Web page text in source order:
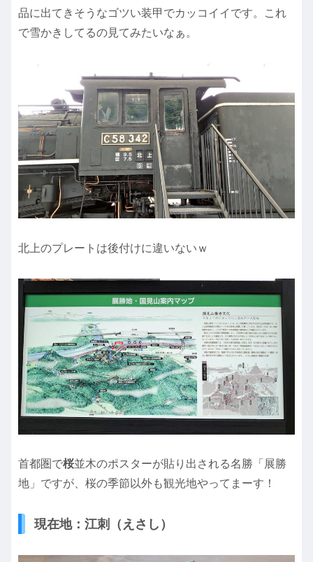
品に出てきそうなゴツい装甲でカッコイイです。これ
で雪かきしてるの見てみたいなぁ。
北上のプレートは後付けに違いないｗ
首都圏で桜並木のポスターが貼り出される名勝「展勝
地」ですが、桜の季節以外も観光地やってまーす！
現在地：江刺（えさし）